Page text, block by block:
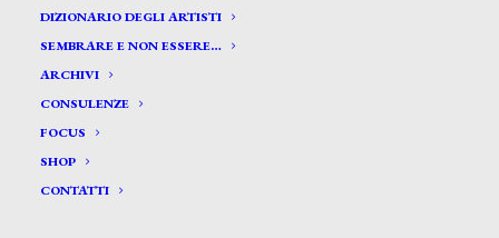
DIZIONARIO DEGLI ARTISTI
SEMBRARE E NON ESSERE…
ARCHIVI
CONSULENZE
FOCUS
SHOP
CONTATTI